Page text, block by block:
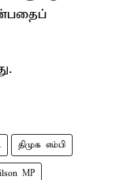
திமுக எம்பி
MP